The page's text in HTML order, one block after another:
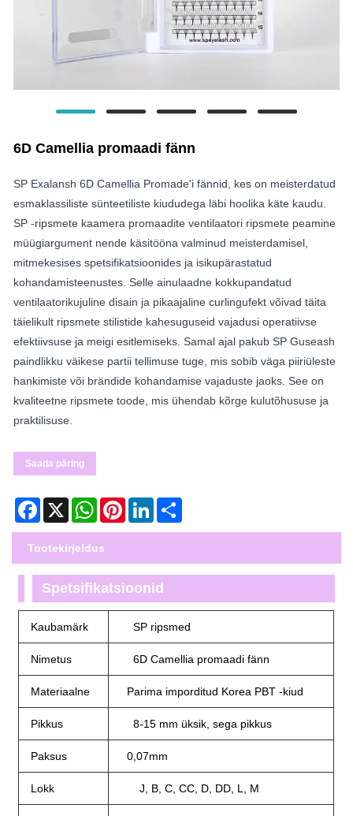
6D Camellia promaadi fänn
SP Exalansh 6D Camellia Promade'i fännid, kes on meisterdatud
esmaklassiliste sünteetiliste kiududega läbi hoolika käte kaudu.
SP -ripsmete kaamera promaadite ventilaatori ripsmete peamine
müügiargument nende käsitööna valminud meisterdamisel,
mitmekesises spetsifikatsioonides ja isikupärastatud
kohandamisteenustes. Selle ainulaadne kokkupandatud
ventilaatorikujuline disain ja pikaajaline curlingufekt võivad täita
täielikult ripsmete stilistide kahesuguseid vajadusi operatiivse
efektiivsuse ja meigi esitlemiseks. Samal ajal pakub SP Guseash
paindlikku väikese partii tellimuse tuge, mis sobib väga piiriüleste
hankimiste või brändide kohandamise vajaduste jaoks. See on
kvaliteetne ripsmete toode, mis ühendab kõrge kulutõhususe ja
praktilisuse.
Saada päring
Facebook
X WhatsAppPinterestLinkedIn
Tootekirjeldus
Spetsifikatsioonid
Kaubamärk SP ripsmed
Nimetus 6D Camellia promaadi fänn
Materiaalne Parima imporditud Korea PBT -kiud
Pikkus 8-15 mm üksik, sega pikkus
Paksus 0,07mm
Lokk J, B, C, CC, D, DD, L, M